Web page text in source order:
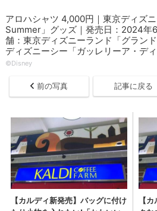
アロハシャツ 4,000円｜東京ディズ
Summer」グッズ｜発売日：2024年
舗：東京ディズニーランド「グラン
ディズニーシー「ガッレリーア・ディ
©Disney
前の写真 記事に戻る